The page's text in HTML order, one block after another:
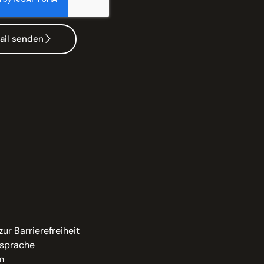
senden
Barrierefreiheit